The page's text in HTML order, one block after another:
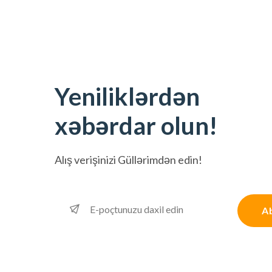
Yeniliklərdən
xəbərdar olun!
Alış verişinizi Güllərimdən edin!